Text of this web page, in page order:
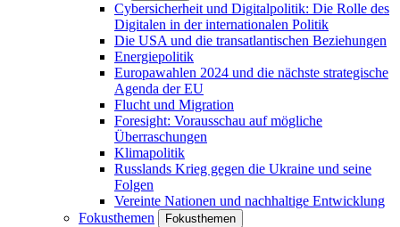
Cybersicherheit und Digitalpolitik: Die Rolle des
Digitalen in der internationalen Politik
Die USA und die transatlantischen Beziehungen
Energiepolitik
Europawahlen 2024 und die nächste strategische
Agenda der EU
Flucht und Migration
Foresight: Vorausschau auf mögliche
Überraschungen
Klimapolitik
Russlands Krieg gegen die Ukraine und seine
Folgen
Vereinte Nationen und nachhaltige Entwicklung
Fokusthemen
Fokusthemen